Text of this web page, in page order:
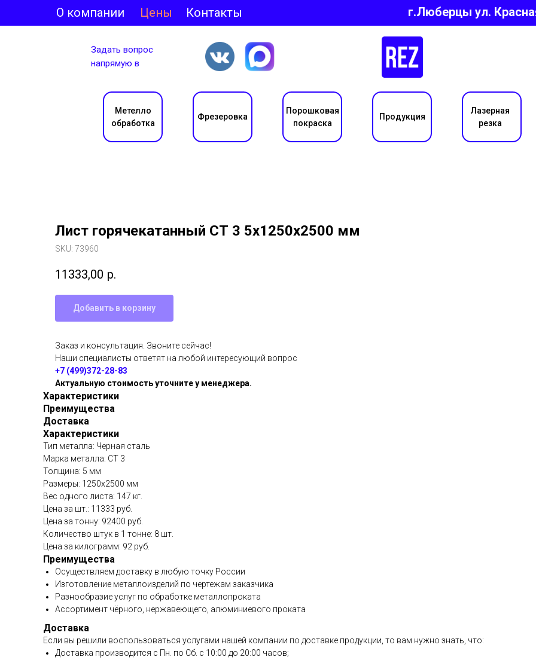
г.Люберцы ул.
О компании Цены Контакты
Задать вопрос
напрямую в
Метелло
обработка
Фрезеровка
Порошковая
покраска
Продукция
Лазерная
резка
Лист горячекатанный СТ 3 5х1250х2500 мм
SKU: 73960
11333,00 р.
Добавить в корзину
Заказ и консультация. Звоните сейчас!
Наши специалисты ответят на любой интересующий вопрос
+7 (499)372-28-83
Актуальную стоимость уточните у менеджера.
Характеристики
Преимущества
Доставка
Характеристики
Тип металла: Черная сталь
Марка металла: СТ 3
Толщина: 5 мм
Размеры: 1250х2500 мм
Вес одного листа: 147 кг.
Цена за шт.: 11333 руб.
Цена за тонну: 92400 руб.
Количество штук в 1 тонне: 8 шт.
Цена за килограмм: 92 руб.
Преимущества
Осуществляем доставку в любую точку России
Изготовление металлоизделий по чертежам заказчика
Разнообразие услуг по обработке металлопроката
Ассортимент чёрного, нержавеющего, алюминиевого проката
Доставка
Если вы решили воспользоваться услугами нашей компании по доставке продукции, то вам нужно знать, что:
Доставка производится с Пн. по Сб. с 10:00 до 20:00 часов;